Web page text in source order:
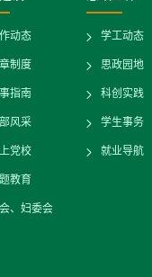
动态
制度
指南
风采
党校
教育
、妇委会
学工动态
思政园地
科创实践
学生事务
就业导航